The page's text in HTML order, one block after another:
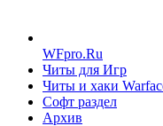
WFpro.Ru
Читы для Игр
Читы и хаки
Софт раздел
Архив